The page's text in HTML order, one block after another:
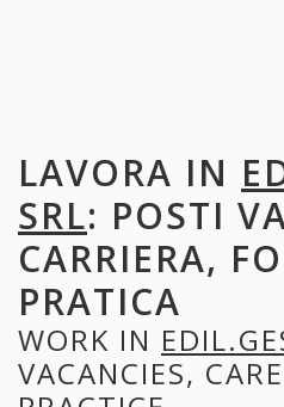
LAVORA IN
SRL: POSTI
CARRIERA,
PRATICA
WORK IN
VACANCIES,